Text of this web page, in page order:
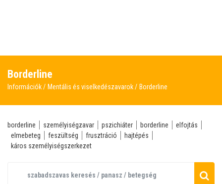
Borderline
Információk Mentális és viselkedészavarok Borderline
borderline személyiségzavar pszichiáter borderline
elfojtás
elmebeteg
feszültség frusztráció
hajtépés
káros személyiségszerkezet